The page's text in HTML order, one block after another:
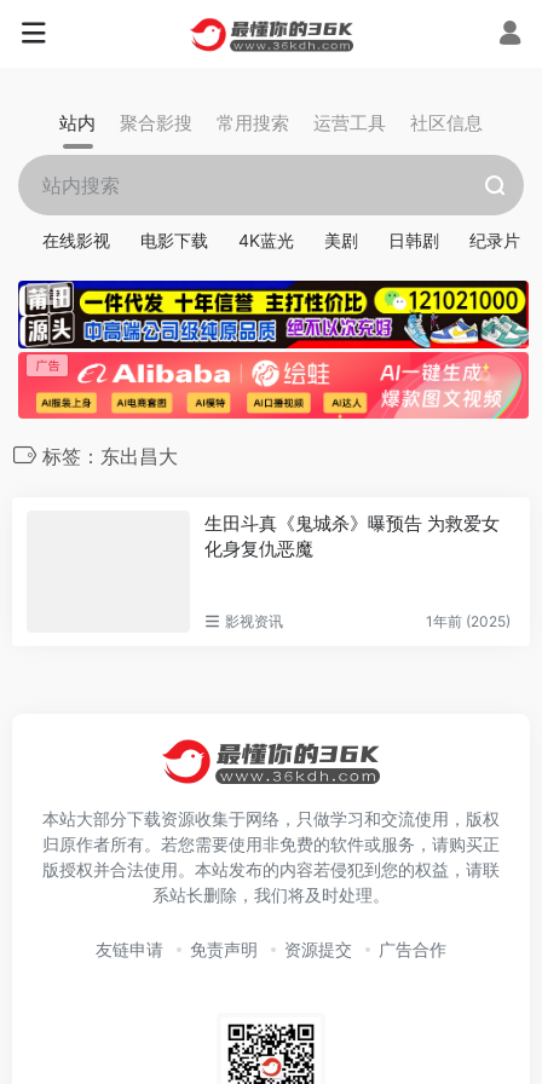
站内 聚合影搜 常用搜索 运营工具 社区信息
在线影视 电影下载 4K蓝光 美剧 日韩剧 纪录片
标签：东出昌大
生田斗真《鬼城杀》曝预告 为救爱女
化身复仇恶魔
影视资讯 1年前 (2025)
本站大部分下载资源收集于网络，只做学习和交流使用，版权
归原作者所有。若您需要使用非免费的软件或服务，请购买正
版授权并合法使用。本站发布的内容若侵犯到您的权益，请联
系站长删除，我们将及时处理。
友链申请 免责声明 资源提交 广告合作